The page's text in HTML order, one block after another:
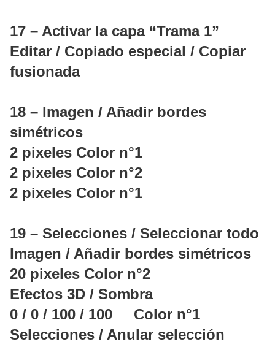
17 – Activar la capa “Trama 1”
Editar / Copiado especial / Copiar
fusionada
18 – Imagen / Añadir bordes
simétricos
2 pixeles Color n°1
2 pixeles Color n°2
2 pixeles Color n°1
19 – Selecciones / Seleccionar todo
Imagen / Añadir bordes simétricos
20 pixeles Color n°2
Efectos 3D / Sombra
0 / 0 / 100 / 100 Color n°1
Selecciones / Anular selección